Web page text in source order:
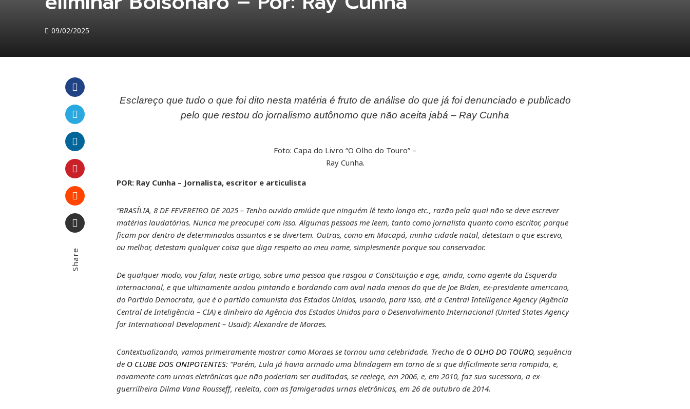
09/02/2025
Facebook
Twitter
LinkedIn
Pinterest
Stumbleupon
Share
Esclareço que tudo o que foi dito nesta matéria é fruto de análise do que já foi denunciado e publicado
pelo que restou do jornalismo autônomo que não aceita jabá – Ray Cunha
Foto: Capa do Livro “O Olho do Touro” –
Ray Cunha.
POR: Ray Cunha – Jornalista, escritor e articulista
“BRASÍLIA, 8 DE FEVEREIRO DE 2025 – Tenho ouvido amiúde que ninguém lê texto longo etc., razão pela qual não se deve escrever
matérias laudatórias. Nunca me preocupei com isso. Algumas pessoas me leem, tanto como jornalista quanto como escritor, porque
ficam por dentro de determinados assuntos e se divertem. Outras, como em Macapá, minha cidade natal, detestam o que escrevo,
ou melhor, detestam qualquer coisa que diga respeito ao meu nome, simplesmente porque sou conservador.
De qualquer modo, vou falar, neste artigo, sobre uma pessoa que rasgou a Constituição e age, ainda, como agente da Esquerda
internacional, e que ultimamente andou pintando e bordando com aval nada menos do que de Joe Biden, ex-presidente americano,
do Partido Democrata, que é o partido comunista dos Estados Unidos, usando, para isso, até a Central Intelligence Agency (Agência
Central de Inteligência – CIA) e dinheiro da Agência dos Estados Unidos para o Desenvolvimento Internacional (United States Agency
for International Development – Usaid): Alexandre de Moraes.
Contextualizando, vamos primeiramente mostrar como Moraes se tornou uma celebridade. Trecho de O OLHO DO TOURO, sequência
de O CLUBE DOS ONIPOTENTES: “Porém, Lula já havia armado uma blindagem em torno de si que dificilmente seria rompida, e,
novamente com urnas eletrônicas que não poderiam ser auditadas, se reelege, em 2006, e, em 2010, faz sua sucessora, a ex-
guerrilheira Dilma Vana Rousseff, reeleita, com as famigeradas urnas eletrônicas, em 26 de outubro de 2014.